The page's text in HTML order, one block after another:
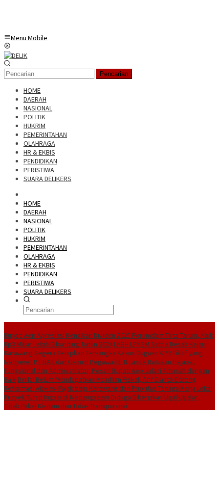
Menu Mobile
Pencarian
HOME
DAERAH
NASIONAL
POLITIK
HUKRIM
PEMERINTAHAN
OLAHRAGA
HR & EKBIS
PENDIDIKAN
PERISTIWA
SUARA DELIKERS
HOME
DAERAH
NASIONAL
POLITIK
HUKRIM
PEMERINTAHAN
OLAHRAGA
HR & EKBIS
PENDIDIKAN
PERISTIWA
SUARA DELIKERS
Bupati Aep Apresiasi Kenaikan Dividen 2025 Perumdam Tirta Tarum, Naik
Rp3 Miliar Lebih Dibanding Tahun 2024LKBH LPKSM Satria Desak Kejari
Karawang Segera Tetapkan Tersangka Kasus Dugaan KPR Fiktif yang
Menyeret PT BAS dan Oknum Pegawai BTN Lantik Ratusan Pejabat
Fungsional dan Administrator, Pesan Bupati Aep Jalani Amanah dengan
BaikDinilai Belum Mendapatkan Keadilan Fiskal, Arif Dianto Dorong
Reformasi Alokasi Pajak bagi Karawang dan Prioritas Tenaga Kerja Lokal
Proyek Turap Irigasi di Medangasem Diduga Dikerjakan Ugal-Ugalan,
Tidak Pakai Kisdam dan Tidak Transparansi